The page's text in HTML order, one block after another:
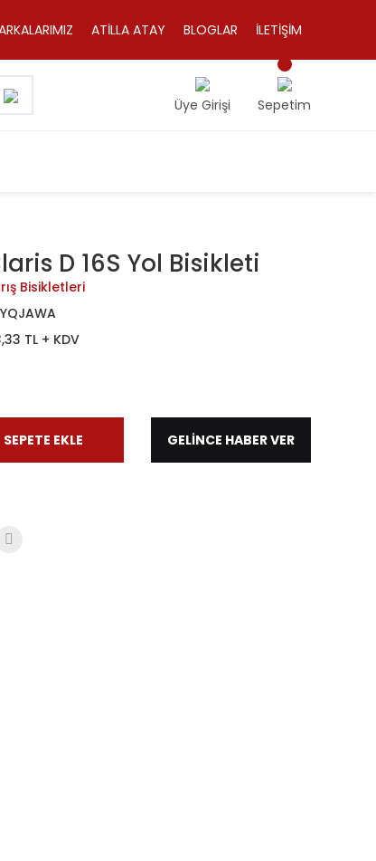
ATİLLA ATAY BLOGLAR İLETİŞİM
Üye Girişi Sepetim
D 16S Yol Bisikleti
Bisikletleri
TL + KDV
SEPETE EKLE GELİNCE HABER VER